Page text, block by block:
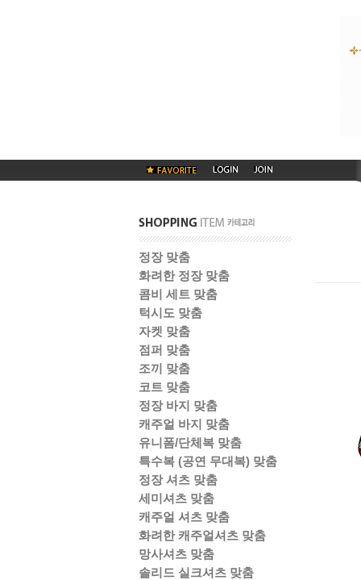
정장 맞춤
화려한 정장 맞춤
콤비 세트 맞춤
턱시도 맞춤
자켓 맞춤
점퍼 맞춤
조끼 맞춤
코트 맞춤
정장 바지 맞춤
캐주얼 바지 맞춤
유니폼/단체복 맞춤
특수복 (공연 무대복) 맞춤
정장 셔츠 맞춤
세미셔츠 맞춤
캐주얼 셔츠 맞춤
화려한 캐주얼셔츠 맞춤
망사셔츠 맞춤
솔리드 실크셔츠 맞춤